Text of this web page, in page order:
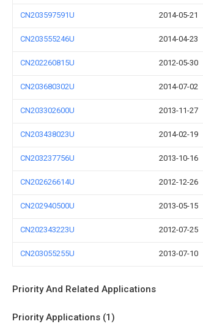
CN203597591U 2014-05-21
CN203555246U 2014-04-23
CN202260815U 2012-05-30
CN203680302U 2014-07-02
CN203302600U 2013-11-27
CN203438023U 2014-02-19
CN203237756U 2013-10-16
CN202626614U 2012-12-26
CN202940500U 2013-05-15
CN202343223U 2012-07-25
CN203055255U 2013-07-10
Priority And Related Applications
Priority Applications (1)